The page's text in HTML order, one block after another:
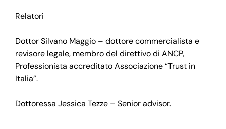
Relatori
Dottor Silvano Maggio – dottore commercialista e
revisore legale, membro del direttivo di ANCP,
Professionista accreditato Associazione “Trust in
Italia”.
Dottoressa Jessica Tezze – Senior advisor.